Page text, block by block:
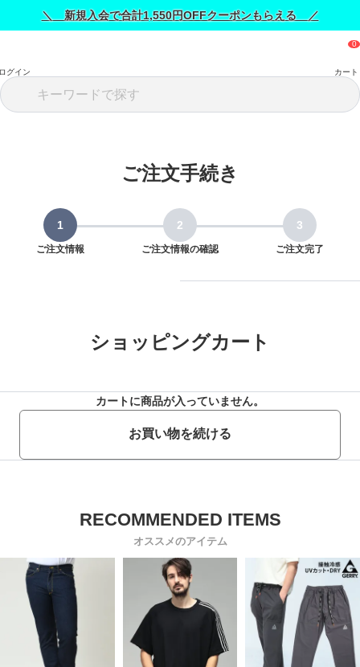
＼ 新規入会で合計1,550円OFFクーポンもらえる ／
グイン カート
ご注文手続き
ご注文情報 ご注文情報の確認 ご注文完了
ショッピングカート
カートに商品が入っていません。
お買い物を続ける
オススメのアイテム